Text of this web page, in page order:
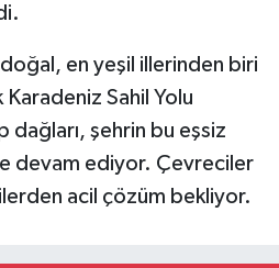
en yeşil illerinden biri
Sahil Yolu
dağları, şehrin bu eşsiz
devam ediyor. Çevreciler
acil çözüm bekliyor.